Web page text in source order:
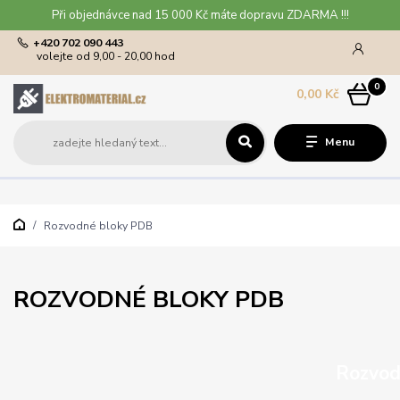
Při objednávce nad 15 000 Kč máte dopravu ZDARMA !!!
Menu
+420 702 090 443
volejte od 9,00 - 20,00 hod
0
0,00 Kč
Rozvodné bloky PDB
ROZVODNÉ BLOKY PDB